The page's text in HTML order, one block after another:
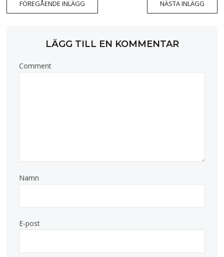
FÖREGÅENDE INLÄGG NÄSTA INLÄGG
LÄGG TILL EN KOMMENTAR
Comment
Namn
E-post